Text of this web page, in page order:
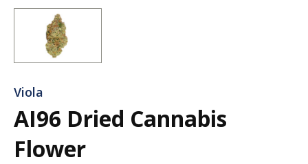
Viola
AI96 Dried Cannabis
Flower